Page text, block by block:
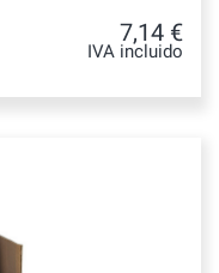
7,14 €
IVA incluido